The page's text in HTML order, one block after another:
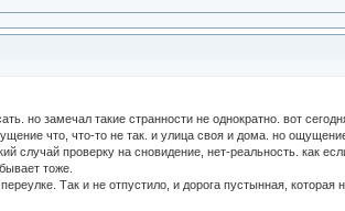
но замечал такие странности не однократно. вот
что, что-то не так. и улица своя и дома. но
случай проверку на сновидение, нет-реальность. как
тоже.
Так и не отпустило, и дорога пустынная,